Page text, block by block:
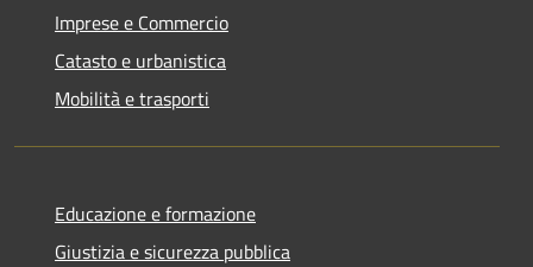
Imprese e Commercio
Catasto e urbanistica
Mobilità e trasporti
Educazione e formazione
Giustizia e sicurezza pubblica